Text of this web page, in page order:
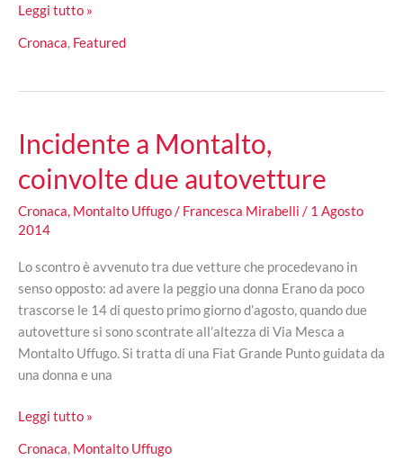
Un
per
intimidatorio
sindaco
Diamante
Leggi tutto »
Cronaca, Featured
Incidente a Montalto,
coinvolte due autovetture
Cronaca, Montalto Uffugo/ Francesca Mirabelli / 1 Agosto
2014
Lo scontro è avvenuto tra due vetture che procedevano in
senso opposto: ad avere la peggio una donna Erano da poco
trascorse le 14 di questo primo giorno d’agosto, quando due
autovetture si sono scontrate all’altezza di Via Mesca a
Montalto Uffugo. Si tratta di una Fiat Grande Punto guidata da
una donna e una
Incidente
Leggi tutto »
Cronaca, Montalto Uffugo